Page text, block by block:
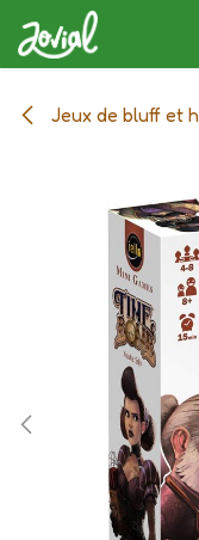
Se rendre au contenu
Jeux de bluff et